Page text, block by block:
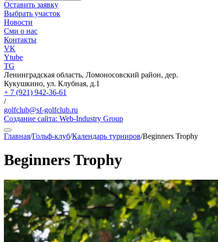
Оставить заявку
Выбрать участок
Новости
Сми о нас
Контакты
VK
Ytube
TG
Ленинградская область, Ломоносовский район, дер.
Кукушкино, ул. Клубная, д.1
+ 7 (921) 942-36-61
/
golfclub@sf-golfclub.ru
Создание сайта: Web-Industry Group
Главная/Гольф-клуб/Календарь турниров/Beginners Trophy
Beginners Trophy